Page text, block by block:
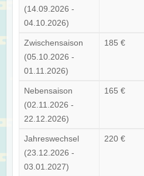
(14.09.2026 -
04.10.2026)
Zwischensaison
(05.10.2026 -
01.11.2026)
185 €
Nebensaison
(02.11.2026 -
22.12.2026)
165 €
Jahreswechsel
(23.12.2026 -
03.01.2027)
220 €